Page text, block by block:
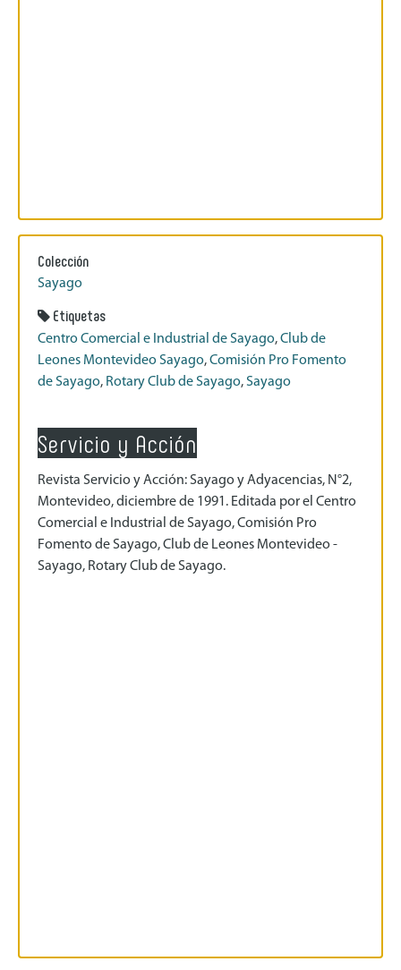
Colección
Sayago
Etiquetas
Centro Comercial e Industrial de Sayago,Club de
Leones Montevideo Sayago,Comisión Pro Fomento
de Sayago, Rotary Club de Sayago,Sayago
Servicio y Acción
Revista Servicio y Acción: Sayago y Adyacencias, N°2,
Montevideo, diciembre de 1991. Editada por el Centro
Comercial e Industrial de Sayago, Comisión Pro
Fomento de Sayago, Club de Leones Montevideo -
Sayago, Rotary Club de Sayago.